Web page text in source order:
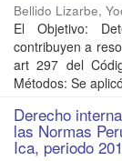
Bellido Lizarbe,
El Objetivo:
contribuyen a
art 297 del
Métodos: Se
Derecho
las Normas
Ica, periodo